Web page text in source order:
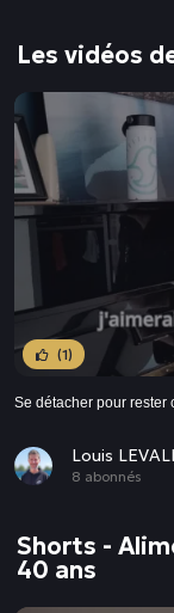
Les vidéos
(1)
Se détacher pour rester
Louis
8 abonnés
Shorts -
40 ans